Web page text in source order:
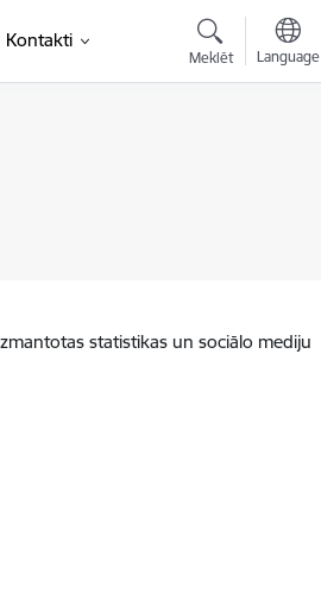
saite)
Kontakti
Meklēt Language
statistikas un sociālo mediju